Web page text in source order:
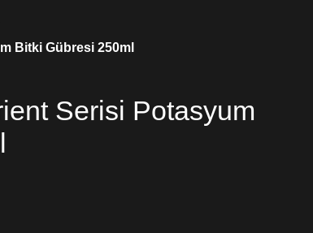
Bitki Gübresi 250ml
Serisi Potasyum